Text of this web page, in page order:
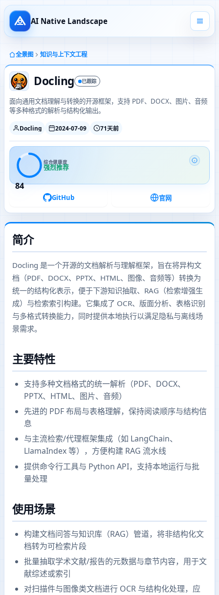
AI Native Landscape
全景图 知识与上下文工程
Docling 已跟踪
面向通用文档理解与转换的开源框架，支持 PDF、DOCX、图片、音频
等多种格式的解析与结构化输出。
Docling 2024-07-09 71天前
84
综合健康度
强烈推荐
GitHub 官网
简介
Docling 是一个开源的文档解析与理解框架，旨在将异构文
档（PDF、DOCX、PPTX、HTML、图像、音频等）转换为
统一的结构化表示，便于下游知识抽取、RAG（检索增强生
成）与检索索引构建。它集成了 OCR、版面分析、表格识别
与多格式转换能力，同时提供本地执行以满足隐私与离线场
景需求。
主要特性
支持多种文档格式的统一解析（PDF、DOCX、
PPTX、HTML、图片、音频）
先进的 PDF 布局与表格理解，保持阅读顺序与结构信
息
与主流检索/代理框架集成（如 LangChain、
LlamaIndex 等），方便构建 RAG 流水线
提供命令行工具与 Python API，支持本地运行与批
量处理
使用场景
构建文档问答与知识库（RAG）管道，将非结构化文
档转为可检索片段
批量抽取学术文献/报告的元数据与章节内容，用于文
献综述或索引
对扫描件与图像类文档进行 OCR 与结构化处理，应